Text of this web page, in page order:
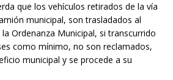
que los vehículos retirados de la vía
municipal, son trasladados al
Ordenanza Municipal, si transcurrido
como mínimo, no son reclamados,
municipal y se procede a su